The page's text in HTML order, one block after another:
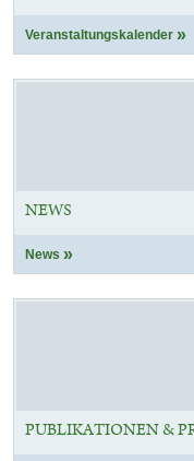
Veranstaltungskalender
NEWS
News
PUBLIKATIONEN &